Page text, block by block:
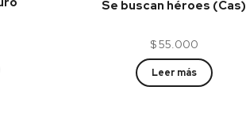
Se buscan héroes (Cas)
$55.000
Leer más